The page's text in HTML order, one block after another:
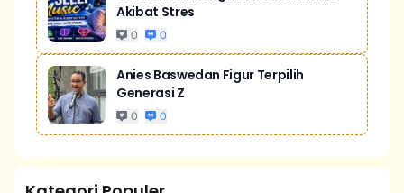
Akibat Stres
0 0
Anies Baswedan Figur Terpilih
Generasi Z
0 0